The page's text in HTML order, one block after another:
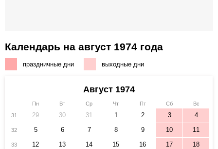
Календарь на август 1974 года
праздничные дни выходные дни
Август 1974
Пн Вт Ср Чт Пт Сб
Вс
31
29 30 31 1 2 3 4
32 5 6 7 8 9 10 11
33 12 13 14 15 16 17 18